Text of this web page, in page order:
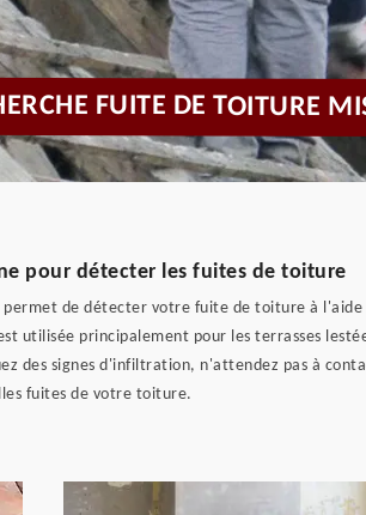
FUITE DE TOITURE
pour détecter les fuites de toiture
permet de détecter votre fuite de toiture à
utilisée principalement pour les terrasses
des signes d'infiltration, n'attendez pas à
fuites de votre toiture.